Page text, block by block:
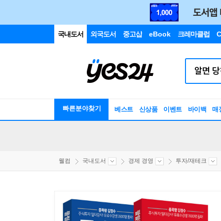
국내도서 외국도서 중고샵 eBook 크레마클럽
빠른분야찾기 베스트 신상품 이벤트 바이백 매
웰컴 국내도서 경제 경영 투자/재테크